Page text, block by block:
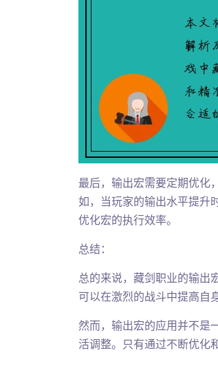
最后，输出宏需要定期优化
如，当玩家的输出水平提升
优化宏的执行效率。
总结：
总的来说，藏剑职业的输出
可以在激烈的战斗中提高自
然而，输出宏的应用并不是
活调整。只有通过不断优化